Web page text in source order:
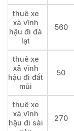
thuê xe
xã vĩnh
hậu đi đà
lạt
560
thuê xe
xã vĩnh
hậu đi đất
mũi
50
thuê xe
xã vĩnh
hậu đi sài
270